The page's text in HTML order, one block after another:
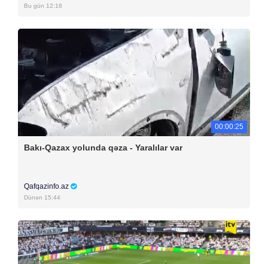
Bu gün 12:18
00:00:25
Bakı-Qazax yolunda qəza - Yaralılar var
Qafqazinfo.az
Dünən 15:44